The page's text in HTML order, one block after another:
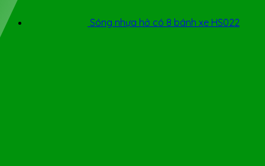
Sóng nhựa hở có 8 bánh xe HS022